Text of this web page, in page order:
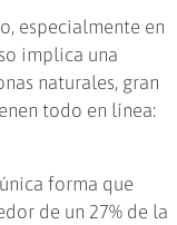
especialmente en
implica una
naturales, gran
todo en línea:
forma que
de un 27% de la